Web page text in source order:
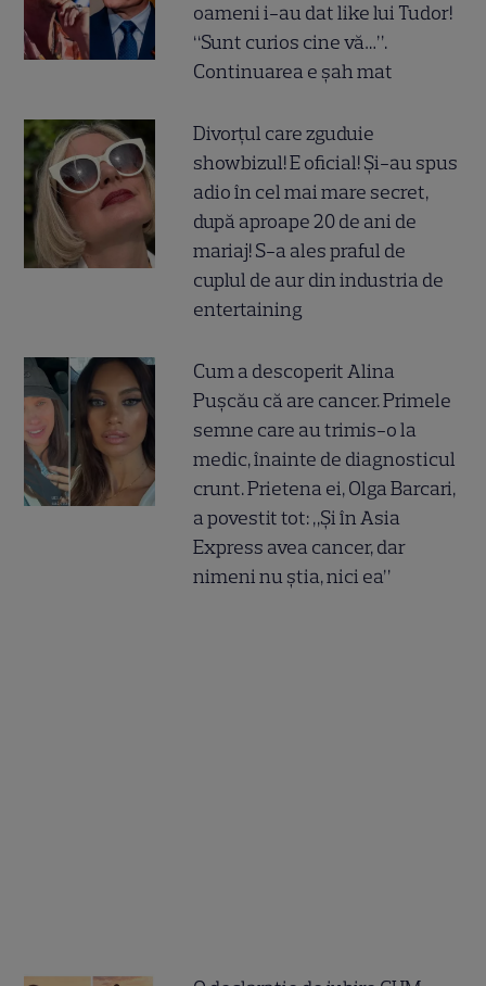
oameni i-au dat like lui Tudor!
“Sunt curios cine vă…”.
Continuarea e șah mat
Divorțul care zguduie
showbizul! E oficial! Și-au spus
adio în cel mai mare secret,
după aproape 20 de ani de
mariaj! S-a ales praful de
cuplul de aur din industria de
entertaining
Cum a descoperit Alina
Pușcău că are cancer. Primele
semne care au trimis-o la
medic, înainte de diagnosticul
crunt. Prietena ei, Olga Barcari,
a povestit tot: „Și în Asia
Express avea cancer, dar
nimeni nu știa, nici ea”